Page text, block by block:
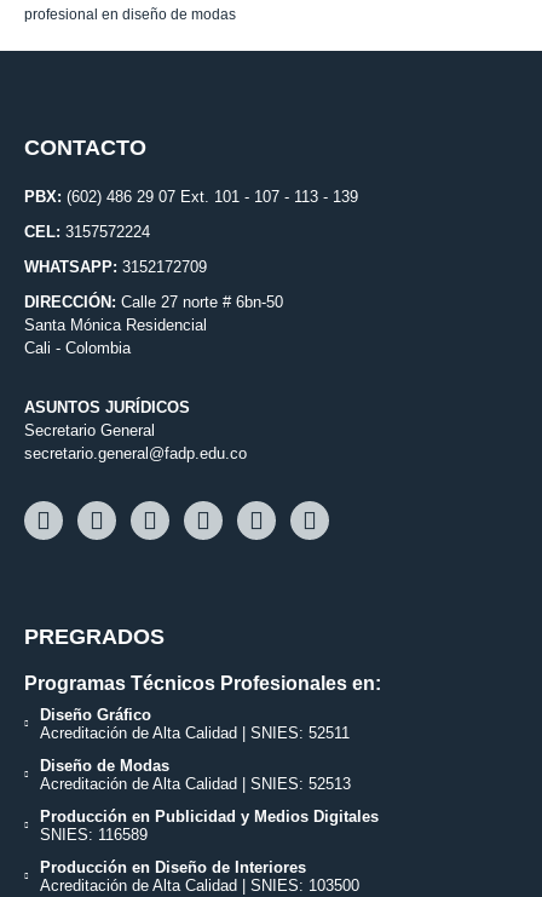
profesional en diseño de modas
CONTACTO
PBX: (602) 486 29 07 Ext. 101 - 107 - 113 - 139
CEL: 3157572224
WHATSAPP: 3152172709
DIRECCIÓN: Calle 27 norte # 6bn-50
Santa Mónica Residencial
Cali - Colombia
ASUNTOS JURÍDICOS
Secretario General
secretario.general@fadp.edu.co
PREGRADOS
Programas Técnicos Profesionales en:
Diseño Gráfico
Acreditación de Alta Calidad | SNIES: 52511
Diseño de Modas
Acreditación de Alta Calidad | SNIES: 52513
Producción en Publicidad y Medios Digitales
SNIES: 116589
Producción en Diseño de Interiores
Acreditación de Alta Calidad | SNIES: 103500